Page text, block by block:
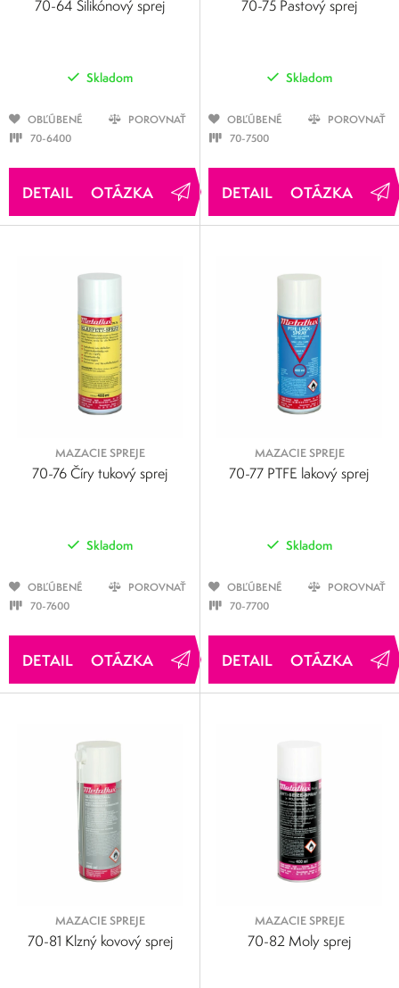
70-64 Silikónový sprej
Skladom
OBĽÚBENÉ
POROVNAŤ
70-6400
OTÁZKA
70-75 Pastový sprej
Skladom
OBĽÚBENÉ
POROVNAŤ
70-7500
OTÁZKA
MAZACIE SPREJE
70-76 Číry tukový sprej
Skladom
OBĽÚBENÉ
POROVNAŤ
70-7600
OTÁZKA
MAZACIE SPREJE
70-77 PTFE lakový sprej
Skladom
OBĽÚBENÉ
POROVNAŤ
70-7700
OTÁZKA
MAZACIE SPREJE
70-81 Klzný kovový sprej
MAZACIE SPREJE
70-82 Moly sprej